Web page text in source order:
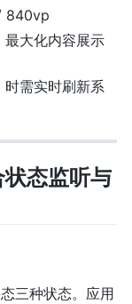
840vp
最大化内容展示
需实时刷新系
态监听与
三种状态。应用